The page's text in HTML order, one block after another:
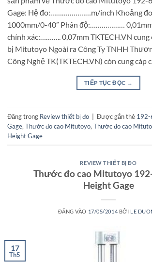
Gage: Hệ đo:…………………m/inch Khoảng
1000mm/0-40” Phân độ:………………
chính xác:……….. 0,07mm TKTECH.VN
bị Mitutoyo Ngoài ra Công Ty TNHH
Công Nghệ TK(TKTECH.VN) còn cung cáp
TIẾP TỤC ĐỌC →
Đăng trong Review thiết bị đo Được gắn thẻ 192-
Gage, Thước đo cao Mitutoyo, Thước đo cao
Height Gage
REVIEW THIẾT BỊ ĐO
Thước đo cao Mitutoyo
Height Gage
ĐĂNG VÀO 17/05/2014 BỞI LE
17
Th5